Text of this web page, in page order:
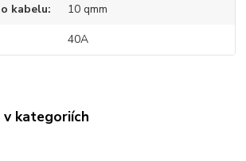
kabelu 10 qmm
40A
v kategoriích